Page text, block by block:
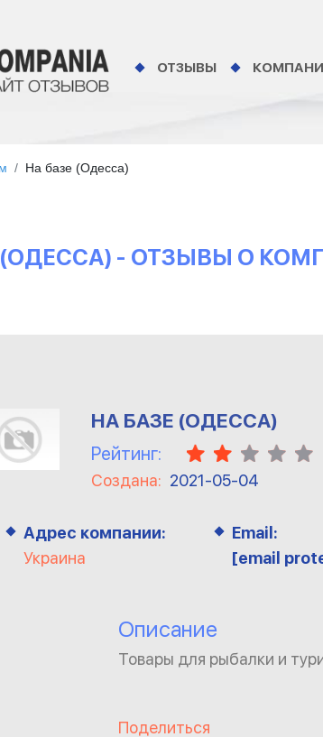
ОТЗЫВЫ
На базе (Одесса)
(ОДЕССА) - ОТЗЫВЫ О
НА БАЗЕ (ОДЕССА)
Рейтинг:
Создана: 2021-05-04
Адрес компании:
Украина
Email:
[email
Описание
Товары для рыбалки и
Поделиться